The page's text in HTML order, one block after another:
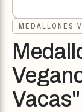
MEDALLONES